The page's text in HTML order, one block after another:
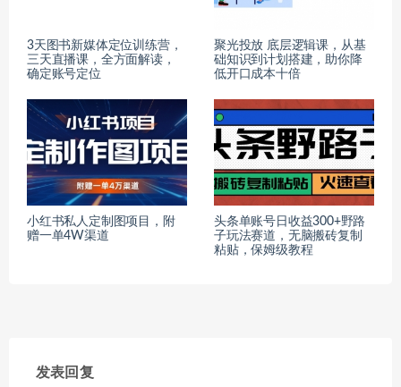
3天图书新媒体定位训练营，
三天直播课，全方面解读，
确定账号定位
聚光投放 底层逻辑课，从基
础知识到计划搭建，助你降
低开口成本十倍
小红书私人定制图项目，附
赠一单4W渠道
头条单账号日收益300+野路
子玩法赛道，无脑搬砖复制
粘贴，保姆级教程
发表回复